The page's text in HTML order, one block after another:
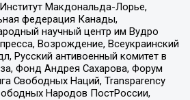
Макдональда-Лорье,
федерация Канады,
научный центр им Вудро
Возрождение, Всеукраинский
Русский антивоенный комитет в
Фонд Андрея Сахарова, Форум
Свободных Наций, Transparеncy
Народов ПостРоссии,